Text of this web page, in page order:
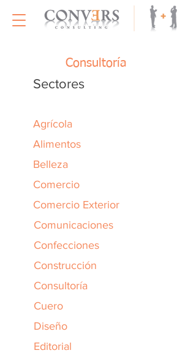
Consultoría
Sectores
Agrícola
Alimentos
Belleza
Comercio
Comercio Exterior
Comunicaciones
Confecciones
Construcción
Consultoría
Cuero
Diseño
Editorial